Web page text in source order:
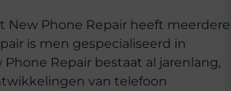
New Phone Repair heeft meerdere
is men gespecialiseerd in
Repair bestaat al jarenlang,
van telefoon